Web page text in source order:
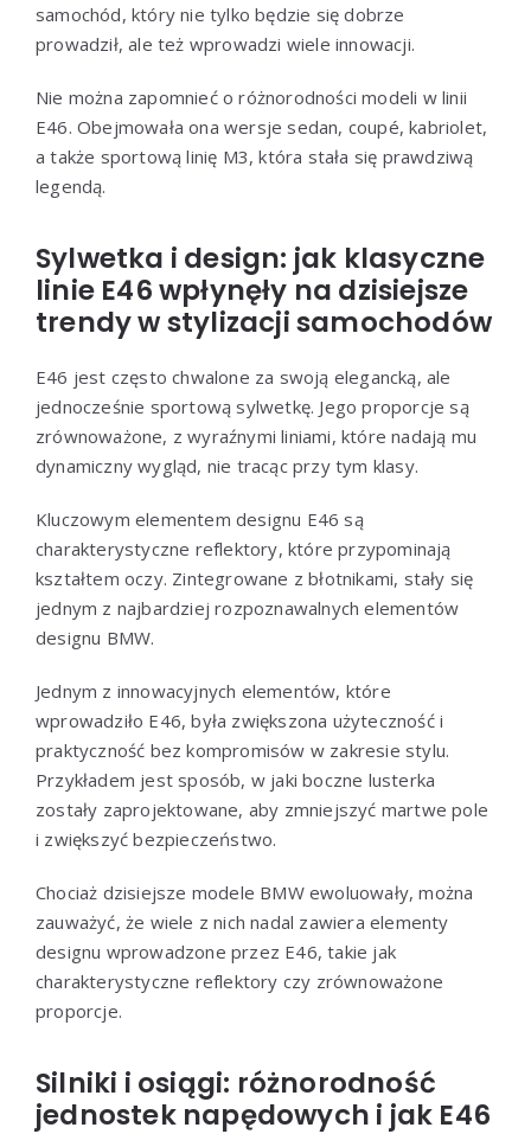
samochód, który nie tylko będzie się dobrze
prowadził, ale też wprowadzi wiele innowacji.
Nie można zapomnieć o różnorodności modeli w linii
E46. Obejmowała ona wersje sedan, coupé, kabriolet,
a także sportową linię M3, która stała się prawdziwą
legendą.
Sylwetka i design: jak klasyczne
linie E46 wpłynęły na dzisiejsze
trendy w stylizacji samochodów
E46 jest często chwalone za swoją elegancką, ale
jednocześnie sportową sylwetkę. Jego proporcje są
zrównoważone, z wyraźnymi liniami, które nadają mu
dynamiczny wygląd, nie tracąc przy tym klasy.
Kluczowym elementem designu E46 są
charakterystyczne reflektory, które przypominają
kształtem oczy. Zintegrowane z błotnikami, stały się
jednym z najbardziej rozpoznawalnych elementów
designu BMW.
Jednym z innowacyjnych elementów, które
wprowadziło E46, była zwiększona użyteczność i
praktyczność bez kompromisów w zakresie stylu.
Przykładem jest sposób, w jaki boczne lusterka
zostały zaprojektowane, aby zmniejszyć martwe pole
i zwiększyć bezpieczeństwo.
Chociaż dzisiejsze modele BMW ewoluowały, można
zauważyć, że wiele z nich nadal zawiera elementy
designu wprowadzone przez E46, takie jak
charakterystyczne reflektory czy zrównoważone
proporcje.
Silniki i osiągi: różnorodność
jednostek napędowych i jak E46